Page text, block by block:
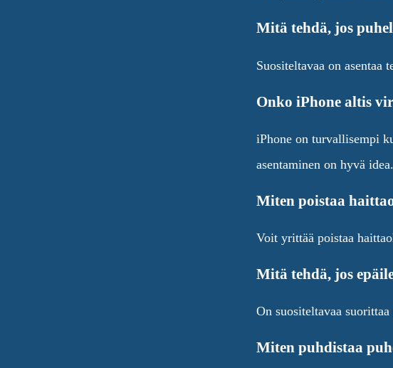
Mitä tehdä, jos
Suositeltavaa on asentaa
Onko iPhone altis
iPhone on turvallisempi
asentaminen on hyvä idea.
Miten poistaa
Voit yrittää poistaa
Mitä tehdä, jos
On suositeltavaa
Miten puhdistaa